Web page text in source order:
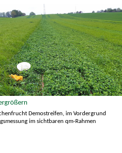
Demostreifen, im Vordergrund
im sichtbaren qm-Rahmen